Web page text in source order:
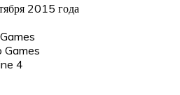
2015 года
Games
4